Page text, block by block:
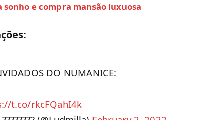
sonho e compra mansão luxuosa
DO NUMANICE:
t.co/rkcFQahI4k